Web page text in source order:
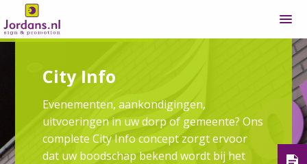
City Info
Evenementen, aankondigingen,
uitvoeringen in uw dorp of gemeente? Ons
complete City Info concept zorgt ervoor
dat uw boodschap bekend wordt bij het